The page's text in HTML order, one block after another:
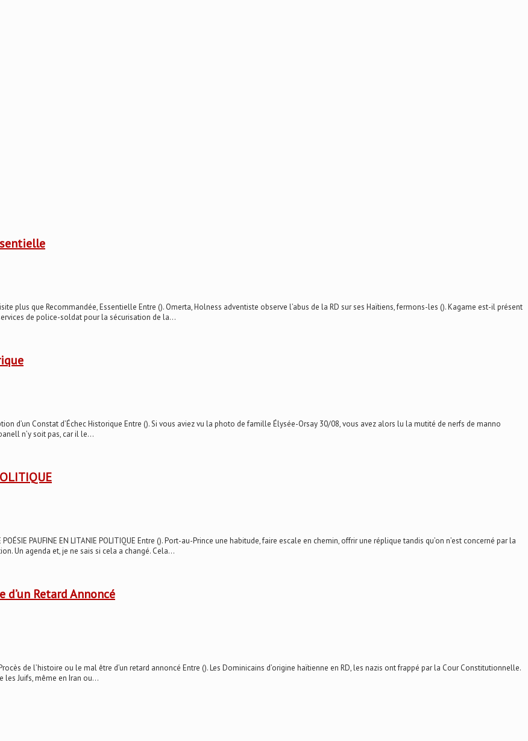
plus que Recommandée, Essentielle Entre (). Omerta, Holness adventiste observe l’abus de la RD sur ses Haïtiens, fermons-les (). Kagame est-il présent
de police-soldat pour la sécurisation de la...
d’un Constat d’Échec Historique Entre (). Si vous aviez vu la photo de famille Élysée-Orsay 30/08, vous avez alors lu la mutité de nerfs de manno
n’y soit pas, car il le...
POÉSIE PAUFINE EN LITANIE POLITIQUE Entre (). Port-au-Prince une habitude, faire escale en chemin, offrir une réplique tandis qu’on n’est concerné par la
Un agenda et, je ne sais si cela a changé. Cela...
d’un Retard Annoncé
de l’histoire ou le mal être d’un retard annoncé Entre (). Les Dominicains d’origine haïtienne en RD, les nazis ont frappé par la Cour Constitutionnelle.
les Juifs, même en Iran ou...